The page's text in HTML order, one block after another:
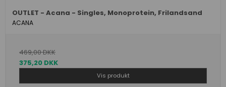
OUTLET - Acana - Singles, Monoprotein, Frilandsand
ACANA
469,00 DKK
375,20 DKK
Vis produkt